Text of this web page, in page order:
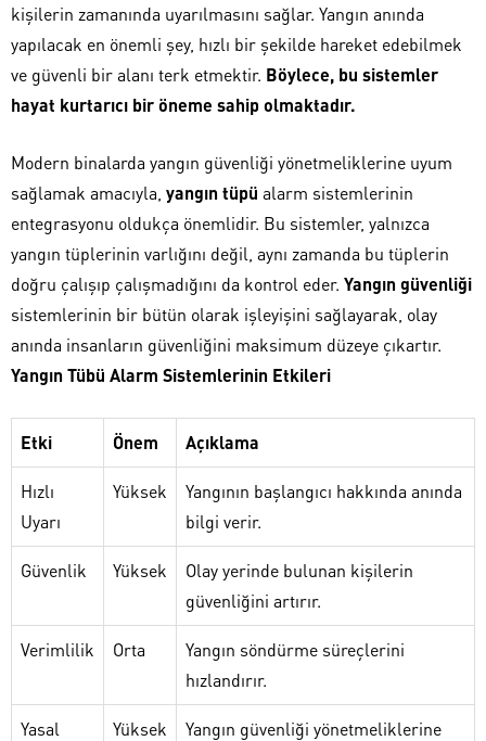
kişilerin zamanında uyarılmasını sağlar. Yangın anında
yapılacak en önemli şey, hızlı bir şekilde hareket edebilmek
ve güvenli bir alanı terk etmektir. Böylece, bu sistemler
hayat kurtarıcı bir öneme sahip olmaktadır.
Modern binalarda yangın güvenliği yönetmeliklerine uyum
sağlamak amacıyla, yangın tüpü alarm sistemlerinin
entegrasyonu oldukça önemlidir. Bu sistemler, yalnızca
yangın tüplerinin varlığını değil, aynı zamanda bu tüplerin
doğru çalışıp çalışmadığını da kontrol eder. Yangın güvenliği
sistemlerinin bir bütün olarak işleyişini sağlayarak, olay
anında insanların güvenliğini maksimum düzeye çıkartır.
Yangın Tübü Alarm Sistemlerinin Etkileri
Etki Önem Açıklama
Hızlı
Uyarı
Yüksek
Yangının başlangıcı hakkında anında
bilgi verir.
Güvenlik Yüksek
Olay yerinde bulunan kişilerin
güvenliğini artırır.
Verimlilik Orta
Yangın söndürme süreçlerini
hızlandırır.
Yasal
Yüksek
Yangın güvenliği yönetmeliklerine